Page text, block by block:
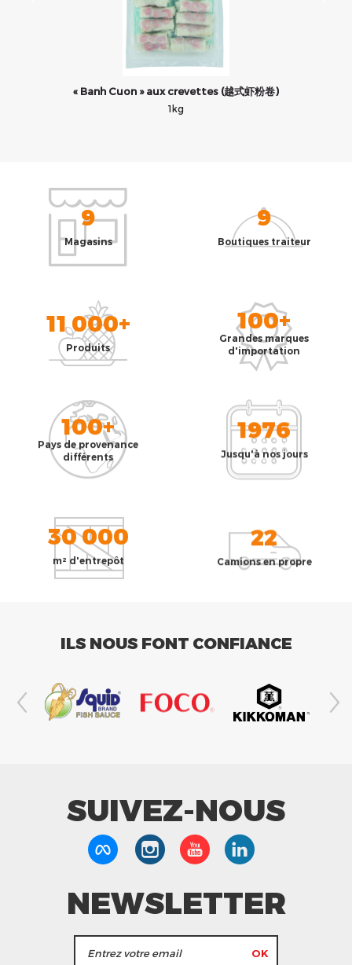
« Banh Cuon » aux crevettes (越式虾粉卷)
1kg
9
Magasins
9
Boutiques traiteur
11 000+
Produits
100+
Grandes marques
d'importation
100+
Pays de provenance
différents
1976
Jusqu'à nos jours
30 000
m² d'entrepôt
22
Camions en propre
ILS NOUS FONT CONFIANCE
SUIVEZ-NOUS
NEWSLETTER